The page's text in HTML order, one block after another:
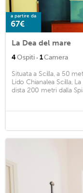
a partire da
67€
La Dea del mare
4Ospiti · 1Camera
Situata a Scilla, a 50
Lido Chianalea Scilla,
dista 200 metri dalla